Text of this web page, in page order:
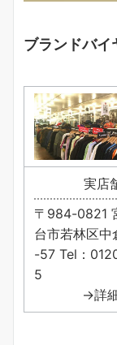
ブランドバイ
実店
〒984-0821
台市若林区中
-57 Tel：
5
→詳